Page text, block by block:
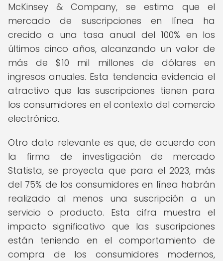
McKinsey & Company, se estima que el
mercado de suscripciones en línea ha
crecido a una tasa anual del 100% en los
últimos cinco años, alcanzando un valor de
más de $10 mil millones de dólares en
ingresos anuales. Esta tendencia evidencia el
atractivo que las suscripciones tienen para
los consumidores en el contexto del comercio
electrónico.
Otro dato relevante es que, de acuerdo con
la firma de investigación de mercado
Statista, se proyecta que para el 2023, más
del 75% de los consumidores en línea habrán
realizado al menos una suscripción a un
servicio o producto. Esta cifra muestra el
impacto significativo que las suscripciones
están teniendo en el comportamiento de
compra de los consumidores modernos,